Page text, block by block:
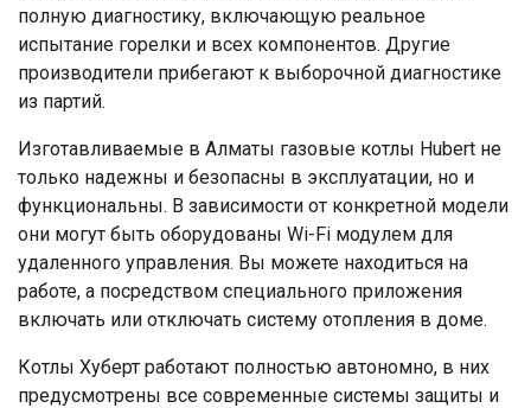
полную диагностику, включающую реальное
испытание горелки и всех компонентов. Другие
производители прибегают к выборочной диагностике
из партий.
Изготавливаемые в Алматы газовые котлы Hubert не
только надежны и безопасны в эксплуатации, но и
функциональны. В зависимости от конкретной модели
они могут быть оборудованы Wi-Fi модулем для
удаленного управления. Вы можете находиться на
работе, а посредством специального приложения
включать или отключать систему отопления в доме.
Котлы Хуберт работают полностью автономно, в них
предусмотрены все современные системы защиты и